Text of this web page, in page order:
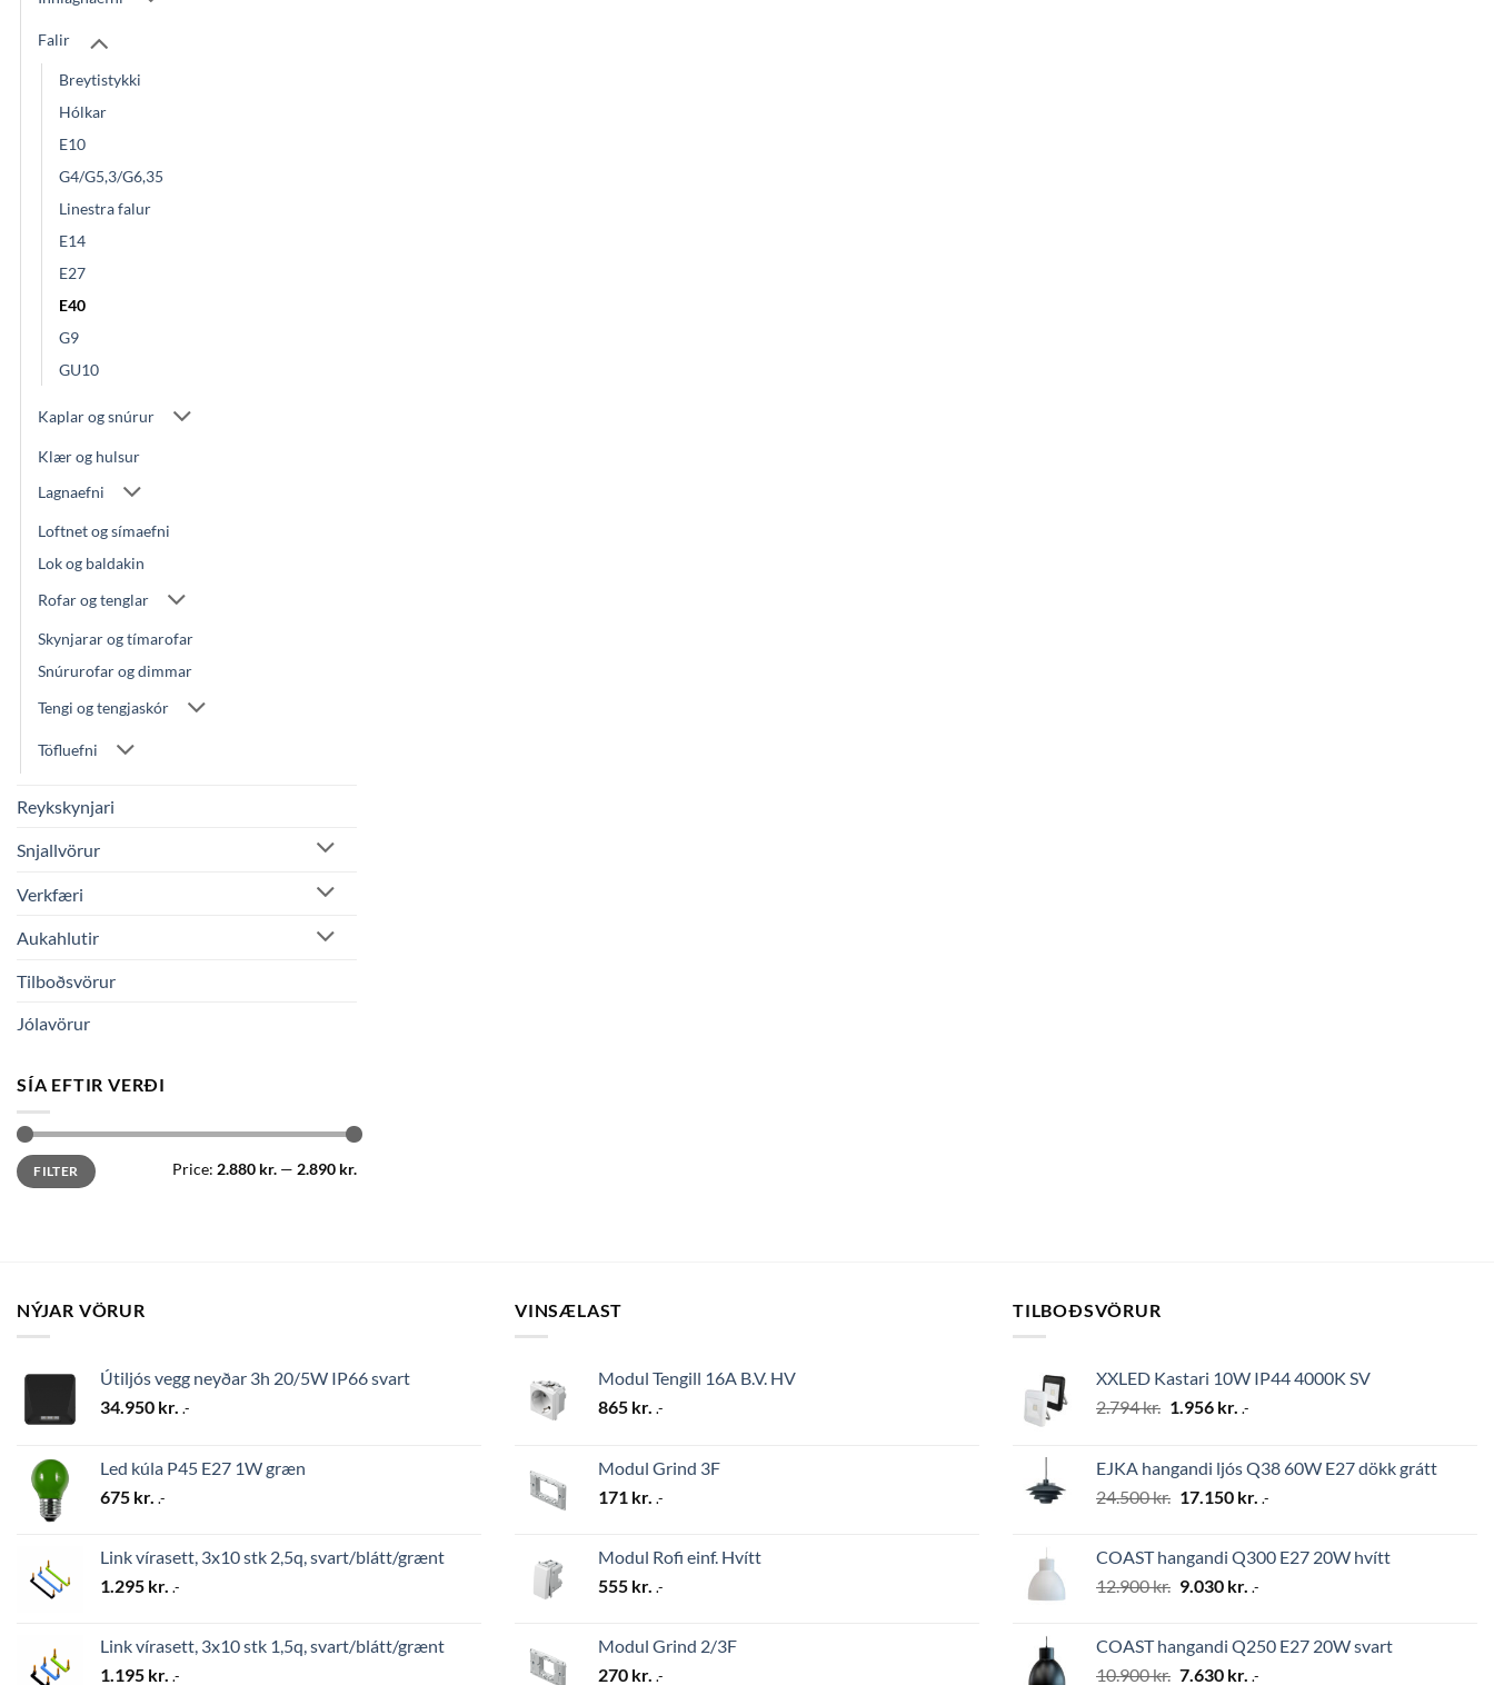
Falir
Breytistykki
Hólkar
E10
G4/G5,3/G6,35
Linestra falur
E14
E27
E40
G9
GU10
Kaplar og snúrur
Klær og hulsur
Lagnaefni
Loftnet og símaefni
Lok og baldakin
Rofar og tenglar
Skynjarar og tímarofar
Snúrurofar og dimmar
Tengi og tengjaskór
Töfluefni
Reykskynjari
Snjallvörur
Verkfæri
Aukahlutir
Tilboðsvörur
Jólavörur
SÍA EFTIR VERÐI
Min
price
Max
priceFILTER Price: 2.880 kr. — 2.890 kr.
NÝJAR VÖRUR
Útiljós vegg neyðar 3h 20/5W IP66 svart
34.950 kr. .-
Led kúla P45 E27 1W græn
675 kr. .-
Link vírasett, 3x10 stk 2,5q, svart/blátt/grænt
1.295 kr. .-
Link vírasett, 3x10 stk 1,5q, svart/blátt/grænt
1.195 kr. .-
VINSÆLAST
Modul Tengill 16A B.V. HV
865 kr. .-
Modul Grind 3F
171 kr. .-
Modul Rofi einf. Hvítt
555 kr. .-
Modul Grind 2/3F
270 kr. .-
TILBOÐSVÖRUR
XXLED Kastari 10W IP44 4000K SV
2.794kr. Original
2.794 kr..
1.956 kr. Current
1.956 kr..
.-
EJKA hangandi ljós Q38 60W E27 dökk grátt
24.500kr. Original
24.500 kr..
17.150 kr. Current
17.150 kr..
.-
COAST hangandi Q300 E27 20W hvítt
12.900kr. Original
12.900 kr..
9.030 kr. Current
9.030 kr..
.-
COAST hangandi Q250 E27 20W svart
10.900kr. Original
7.630 kr. Current
.-